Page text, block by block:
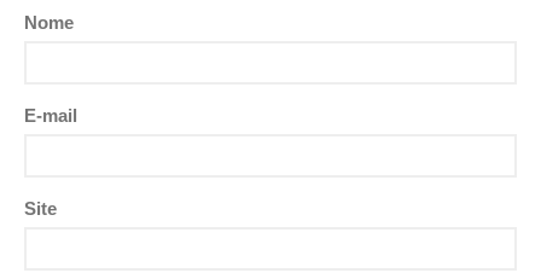
Nome
E-mail
Site